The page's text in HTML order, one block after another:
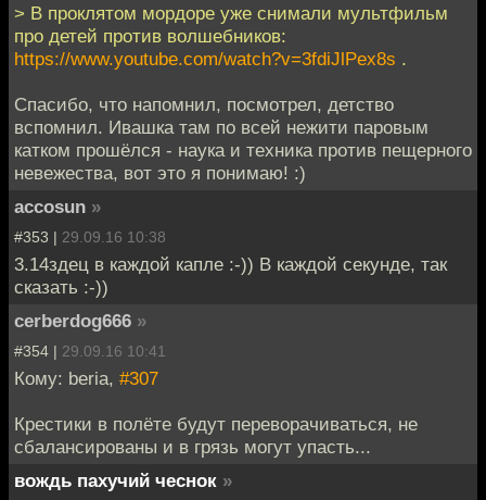
> В проклятом мордоре уже снимали мультфильм
про детей против волшебников:
https://www.youtube.com/watch?v=3fdiJlPex8s .
Спасибо, что напомнил, посмотрел, детство
вспомнил. Ивашка там по всей нежити паровым
катком прошёлся - наука и техника против пещерного
невежества, вот это я понимаю! :)
accosun »
#353 | 29.09.16 10:38
3.14здец в каждой капле :-)) В каждой секунде, так
сказать :-))
cerberdog666 »
#354 | 29.09.16 10:41
Кому: beria, #307
Крестики в полёте будут переворачиваться, не
сбалансированы и в грязь могут упасть...
вождь пахучий чеснок »